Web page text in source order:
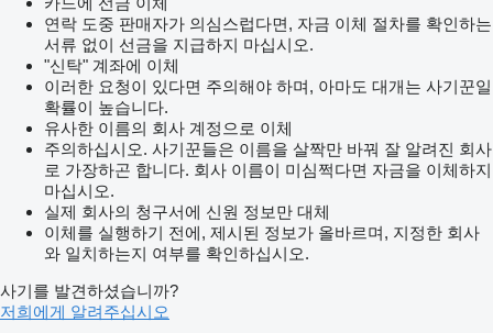
연락 도중 판매자가 의심스럽다면, 자금 이체 절차를 확인하는
서류 없이 선금을 지급하지 마십시오.
"신탁" 계좌에 이체
이러한 요청이 있다면 주의해야 하며, 아마도 대개는 사기꾼일
확률이 높습니다.
유사한 이름의 회사 계정으로 이체
주의하십시오. 사기꾼들은 이름을 살짝만 바꿔 잘 알려진 회사
로 가장하곤 합니다. 회사 이름이 미심쩍다면 자금을 이체하지
마십시오.
실제 회사의 청구서에 신원 정보만 대체
이체를 실행하기 전에, 제시된 정보가 올바르며, 지정한 회사
와 일치하는지 여부를 확인하십시오.
사기를 발견하셨습니까?
저희에게 알려주십시오